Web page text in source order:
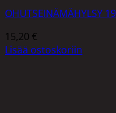
OHUTSEINÄMÄHYLSY
15,20 €
Lisää ostoskoriin